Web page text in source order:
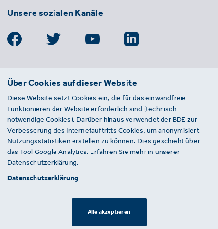
Unsere sozialen Kanäle
BDE
Entsorgungs-, Wasser- und
Kreislaufwirtschaft e. V.
Von-der-Heydt-Straße 2
D 10785 Berlin
Sie haben einen Fehler auf unserer Website
gefunden? Ihnen ist ein defekter Link
aufgefallen? Wir freuen uns über Ihren
Über Cookies auf dieser Website
Diese Website setzt Cookies ein, die für das einwandfreie
Funktionieren der Website erforderlich sind (technisch
notwendige Cookies). Darüber hinaus verwendet der BDE zur
Verbesserung des Internetauftritts Cookies, um anonymisiert
Nutzungsstatistiken erstellen zu können. Dies geschieht über
das Tool Google Analytics. Erfahren Sie mehr in unserer
Datenschutzerklärung.
Datenschutzerklärung
Alle akzeptieren